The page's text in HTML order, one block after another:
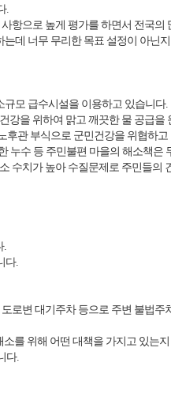
.
항으로 높게 평가를 하면서 전국
데 너무 무리한 목표 설정이 아닌
규모 급수시설을 이용하고 있습니다.
강을 위하여 맑고 깨끗한 물 공급을
관 부식으로 군민건강을 위협하
누수 등 주민불편 마을의 해소책은
수치가 높아 수질문제로 주민들의
.
다.
변 대기주차 등으로 주변 불법
를 위해 어떤 대책을 가지고 있는
다.